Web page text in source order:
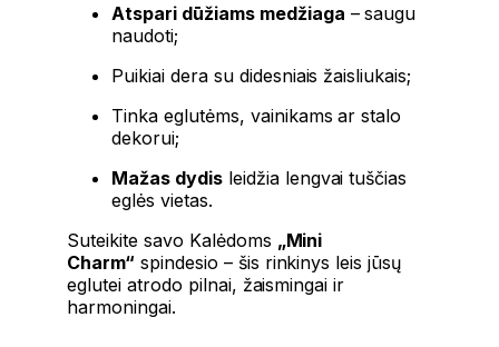
Atspari dūžiams medžiaga – saugu
naudoti;
Puikiai dera su didesniais žaisliukais;
Tinka eglutėms, vainikams ar stalo
dekorui;
Mažas dydisleidžia lengvai tuščias
eglės vietas.
Suteikite savo Kalėdoms „Mini
Charm“ spindesio – šis rinkinys leis jūsų
eglutei atrodo pilnai, žaismingai ir
harmoningai.